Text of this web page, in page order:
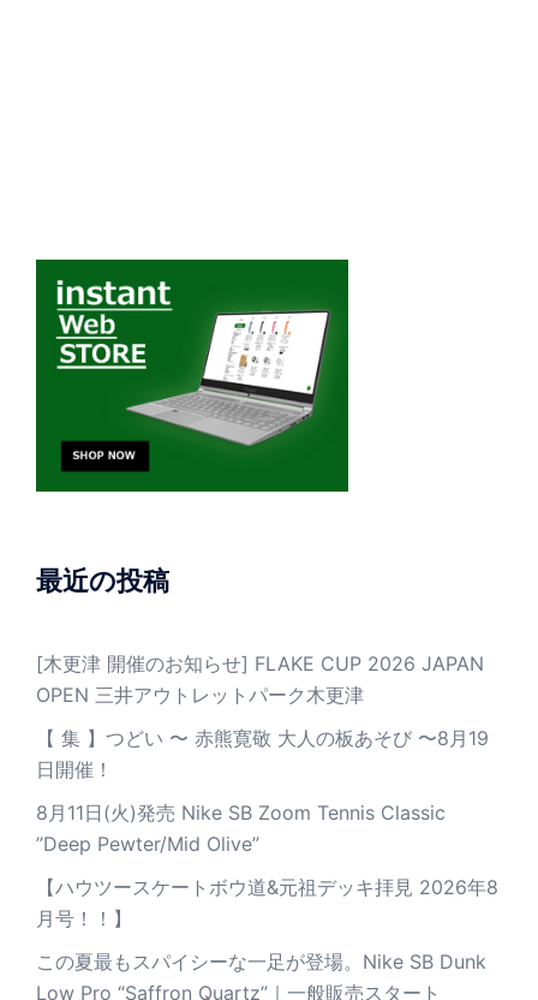
最近の投稿
[木更津 開催のお知らせ] FLAKE CUP 2026 JAPAN
OPEN 三井アウトレットパーク木更津
【 集 】つどい 〜 赤熊寛敬 大人の板あそび 〜8月19
日開催！
8月11日(火)発売 Nike SB Zoom Tennis Classic
”Deep Pewter/Mid Olive”
【ハウツースケートボウ道&元祖デッキ拝見 2026年8
月号！！】
この夏最もスパイシーな一足が登場。Nike SB Dunk
Low Pro “Saffron Quartz”｜一般販売スタート